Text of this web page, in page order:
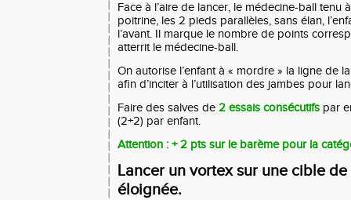
Face à l’aire de lancer, le médecine-ball tenu
poitrine, les 2 pieds parallèles, sans élan,
l’avant. Il marque le nombre de points
atterrit le médecine-ball.
On autorise l’enfant à « mordre » la ligne de
afin d’inciter à l’utilisation des jambes pour
Faire des salves de 2 essais consécutifs par
(2+2) par enfant.
Attention : + 2 pts sur le barème pour la
Lancer un vortex sur une cible
éloignée.